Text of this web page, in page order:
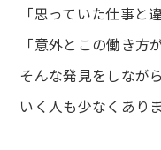
「思っていた仕事と
「意外とこの働き方
そんな発見をしなが
いく人も少なくあり